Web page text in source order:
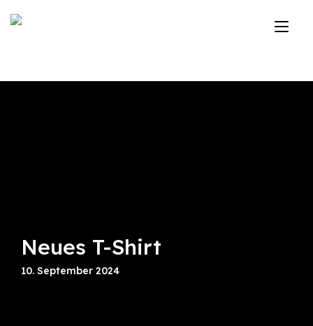
Inhalt
Neues T-Shirt
10. September 2024